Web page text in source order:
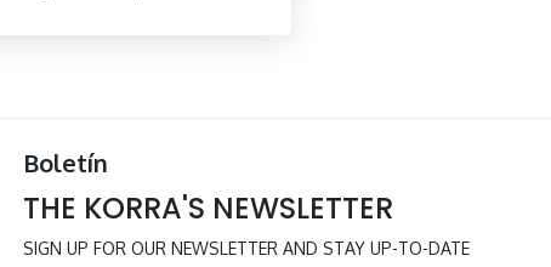
Boletín
THE KORRA'S NEWSLETTER
SIGN UP FOR OUR NEWSLETTER AND STAY UP-TO-DATE